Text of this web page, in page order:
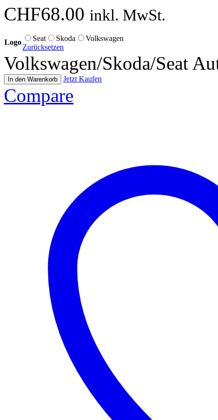
CHF68.00 inkl. MwSt.
Logo Seat Skoda
Volkswagen
Zurücksetzen
Volkswagen/Skoda/Seat
In den Warenkorb Jetzt Kaufen
Compare